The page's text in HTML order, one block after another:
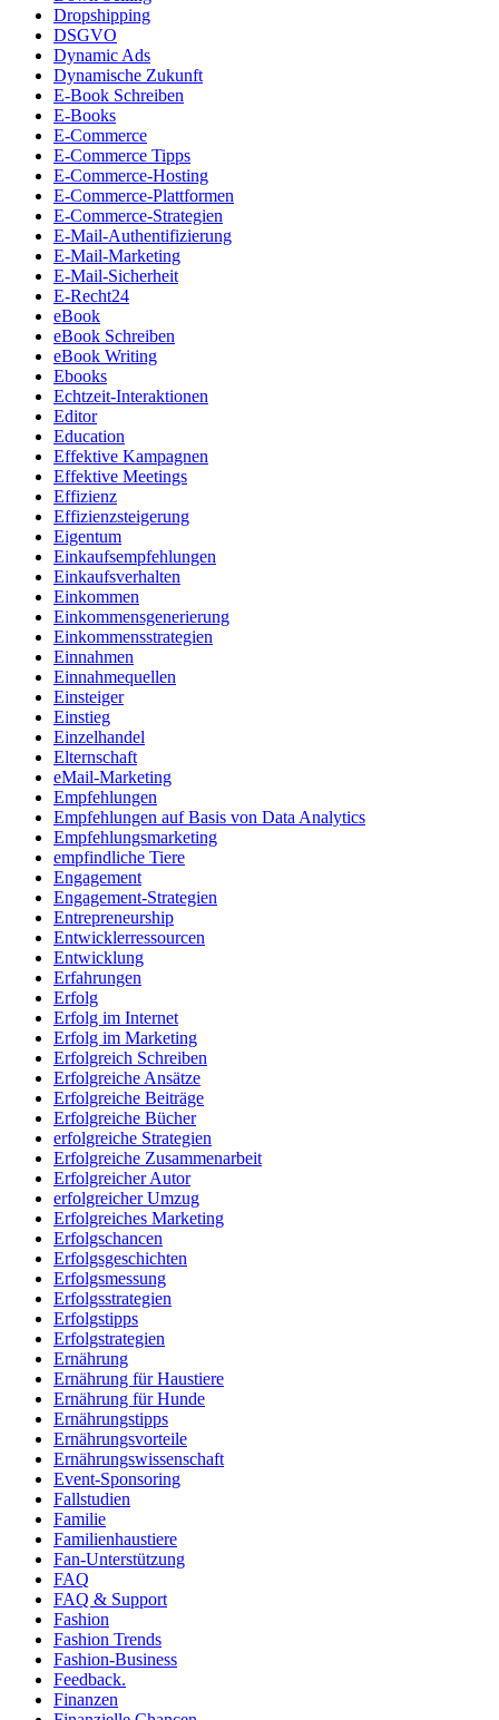
Dropshipping
DSGVO
Dynamic Ads
Dynamische Zukunft
E-Book Schreiben
E-Books
E-Commerce
E-Commerce Tipps
E-Commerce-Hosting
E-Commerce-Plattformen
E-Commerce-Strategien
E-Mail-Authentifizierung
E-Mail-Marketing
E-Mail-Sicherheit
E-Recht24
eBook
eBook Schreiben
eBook Writing
Ebooks
Echtzeit-Interaktionen
Editor
Education
Effektive Kampagnen
Effektive Meetings
Effizienz
Effizienzsteigerung
Eigentum
Einkaufsempfehlungen
Einkaufsverhalten
Einkommen
Einkommensgenerierung
Einkommensstrategien
Einnahmen
Einnahmequellen
Einsteiger
Einstieg
Einzelhandel
Elternschaft
eMail-Marketing
Empfehlungen
Empfehlungen auf Basis von Data Analytics
Empfehlungsmarketing
empfindliche Tiere
Engagement
Engagement-Strategien
Entrepreneurship
Entwicklerressourcen
Entwicklung
Erfahrungen
Erfolg
Erfolg im Internet
Erfolg im Marketing
Erfolgreich Schreiben
Erfolgreiche Ansätze
Erfolgreiche Beiträge
Erfolgreiche Bücher
erfolgreiche Strategien
Erfolgreiche Zusammenarbeit
Erfolgreicher Autor
erfolgreicher Umzug
Erfolgreiches Marketing
Erfolgschancen
Erfolgsgeschichten
Erfolgsmessung
Erfolgsstrategien
Erfolgstipps
Erfolgstrategien
Ernährung
Ernährung für Haustiere
Ernährung für Hunde
Ernährungstipps
Ernährungsvorteile
Ernährungswissenschaft
Event-Sponsoring
Fallstudien
Familie
Familienhaustiere
Fan-Unterstützung
FAQ
FAQ & Support
Fashion
Fashion Trends
Fashion-Business
Feedback.
Finanzen